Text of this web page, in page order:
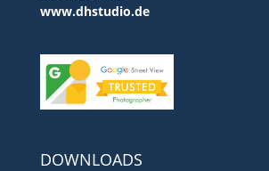
www.dhstudio.de
DOWNLOADS